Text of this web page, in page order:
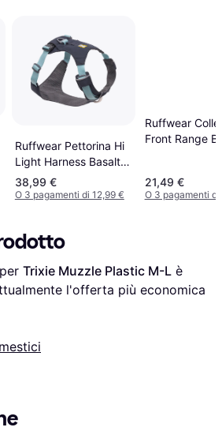
Ruffwear Pettorina Hi
Light Harness Basalt
Gray
38,99 €
O 3 pagamenti di 12,99 €
Ruffwear
Front Range
21,49 €
O 3 pagamenti di
Trixie Muzzle Plastic M-L
l'offerta più economica